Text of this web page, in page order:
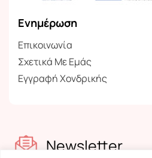
Ενημέρωση
Επικοινωνία
Σχετικά Με Εμάς
Εγγραφή Χονδρικής
Newsletter